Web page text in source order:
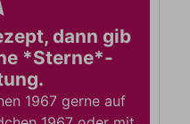
dann gib
*Sterne*-
1967 gerne auf